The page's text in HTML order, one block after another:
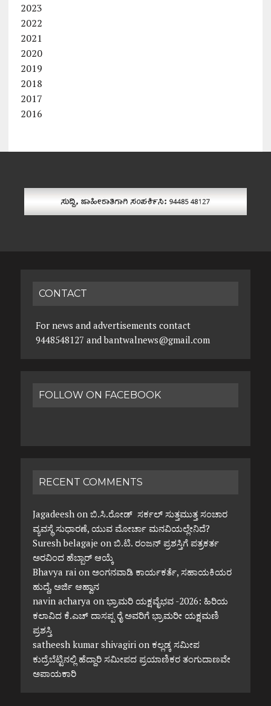
2023
2022
2021
2020
2019
2018
2017
2016
CONTACT
For news and advertisements contact
9448548127 and bantwalnews@gmail.com
FOLLOW ON FACEBOOK
RECENT COMMENTS
Jagadeeshon ಬಿ.ಸಿ.ರೋಡ್ ಸರ್ಕಲ್ ಸುತ್ತಮುತ್ತ ಸಂಚಾರ
ವ್ಯವಸ್ಥೆ ಸುಧಾರಣೆ, ಯುವ ಮೋರ್ಚಾ ಮನವಿಯಲ್ಲೇನಿದೆ?
Suresh belagaje on ಬಿ.ಟಿ. ರಂಜನ್ ಪ್ರಶಸ್ತಿಗೆ ಪತ್ರಕರ್ತ
ಅರವಿಂದ ಹೆಬ್ಬಾರ್ ಆಯ್ಕೆ
Bhavya raion ಅಂಗನವಾಡಿ ಕಾರ್ಯಕರ್ತೆ, ಸಹಾಯಕಿಯರ
ಹುದ್ದೆ, ಅರ್ಜಿ ಆಹ್ವಾನ
navin acharya on ಭ್ರಾಮರಿ ಯಕ್ಷವೈಭವ -2026: ಹಿರಿಯ
ಕಲಾವಿದ ಕೆ.ಎಚ್ ದಾಸಪ್ಪ ರೈ ಅವರಿಗೆ ಭ್ರಾಮರೀ ಯಕ್ಷಮಣಿ
ಪ್ರಶಸ್ತಿ
satheesh kumar shivagirion ಕಲ್ಲಡ್ಕ ಸಮೀಪ
ಕುದ್ರೆಬೆಟ್ಟಿನಲ್ಲಿ ಹೆದ್ದಾರಿ ಸಮೀಪದ ಪ್ರಯಾಣಿಕರ ತಂಗುದಾಣವೇ
ಅಪಾಯಕಾರಿ